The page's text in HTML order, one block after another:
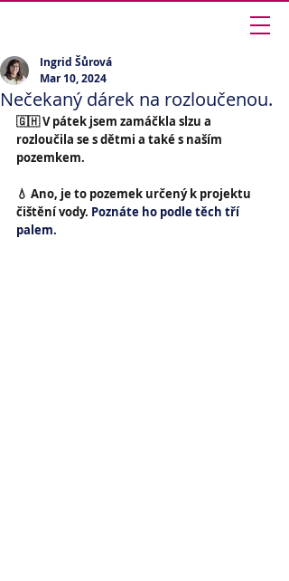
Nečekaný dárek na rozloučenou.
Ingrid Šůrová
Mar 10, 2024
🇬🇭 V pátek jsem zamáčkla slzu a
rozloučila se s dětmi a také s naším
pozemkem.
💧 Ano, je to pozemek určený k projektu
čištění vody. Poznáte ho podle těch tří
palem.